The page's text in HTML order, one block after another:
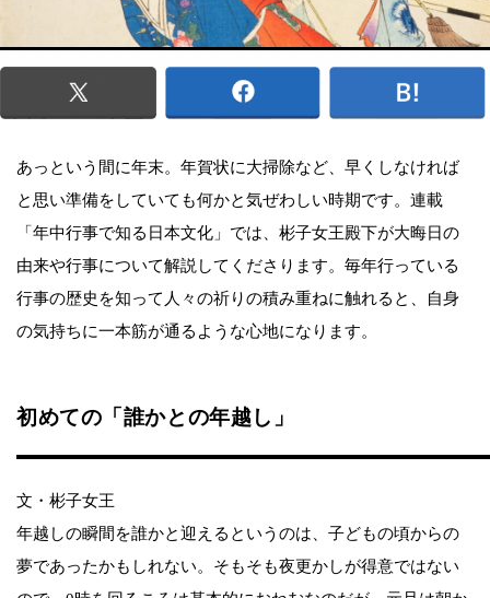
あっという間に年末。年賀状に大掃除など、早くしなければ
と思い準備をしていても何かと気ぜわしい時期です。連載
「年中行事で知る日本文化」では、彬子女王殿下が大晦日の
由来や行事について解説してくださります。毎年行っている
行事の歴史を知って人々の祈りの積み重ねに触れると、自身
の気持ちに一本筋が通るような心地になります。
初めての「誰かとの年越し」
文・彬子女王
年越しの瞬間を誰かと迎えるというのは、子どもの頃からの
夢であったかもしれない。そもそも夜更かしが得意ではない